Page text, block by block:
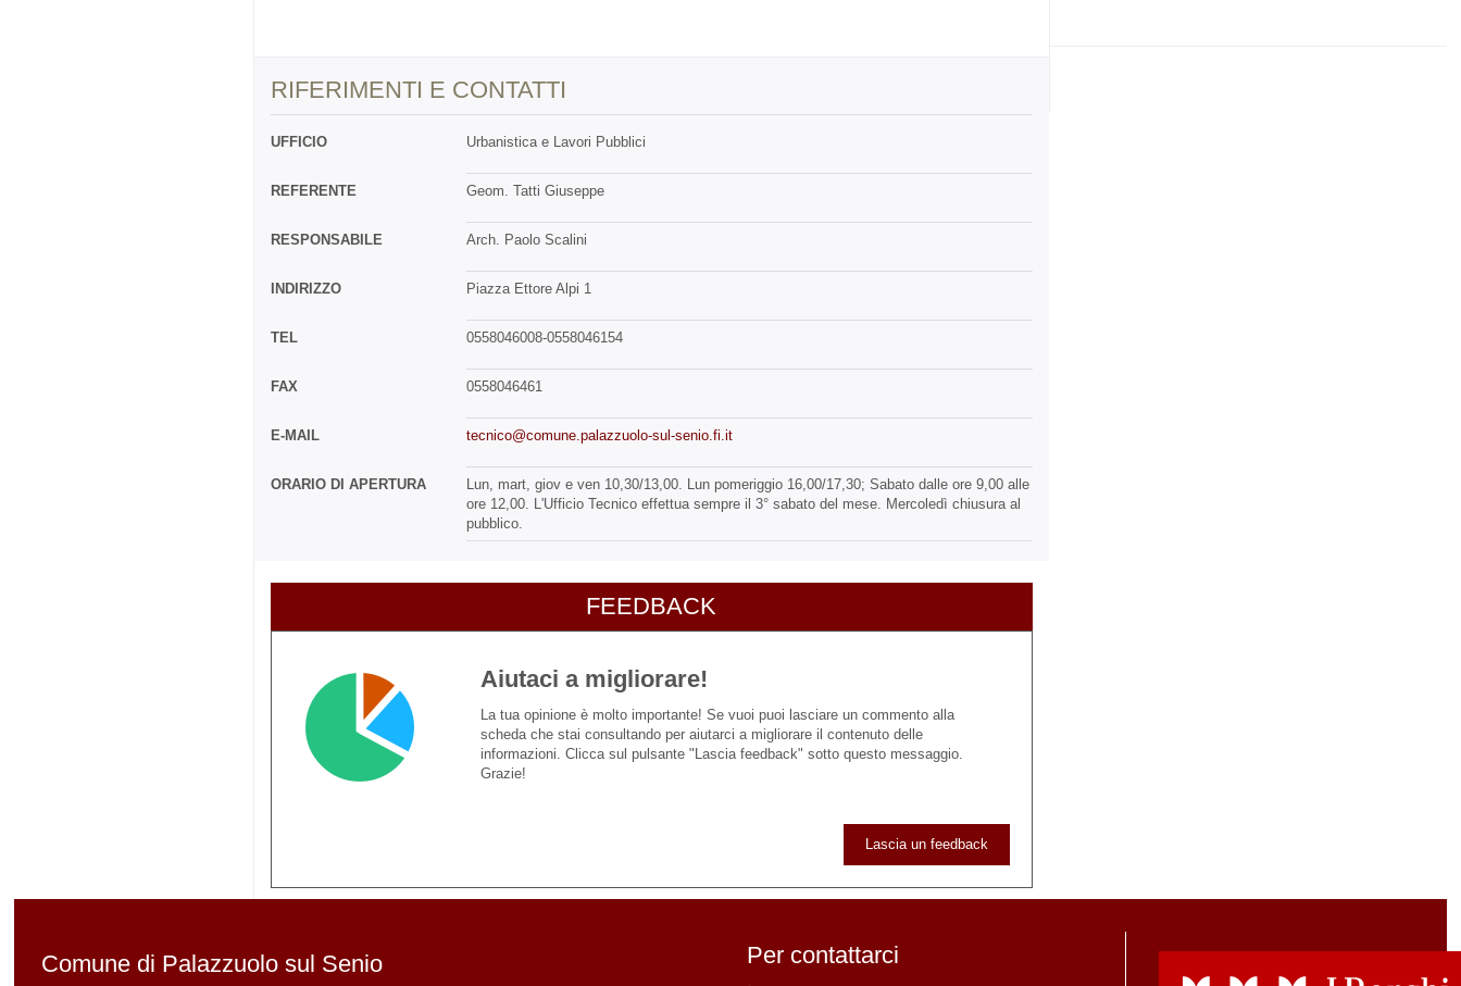
RIFERIMENTI E CONTATTI
UFFICIO Urbanistica e Lavori Pubblici
REFERENTE Geom. Tatti Giuseppe
RESPONSABILE Arch. Paolo Scalini
INDIRIZZO Piazza Ettore Alpi 1
TEL 0558046008-0558046154
FAX 0558046461
E-MAIL tecnico@comune.palazzuolo-sul-senio.fi.it
ORARIO DI APERTURA
Lun, mart, giov e ven 10,30/13,00. Lun pomeriggio 16,00/17,30; Sabato dalle ore 9,00 alle
ore 12,00. L'Ufficio Tecnico effettua sempre il 3° sabato del mese. Mercoledì chiusura al
pubblico.
FEEDBACK
Aiutaci a migliorare!
La tua opinione è molto importante! Se vuoi puoi lasciare un commento alla
scheda che stai consultando per aiutarci a migliorare il contenuto delle
informazioni. Clicca sul pulsante "Lascia feedback" sotto questo messaggio.
Grazie!
Lascia un feedback
Comune di Palazzuolo sul Senio Per contattarci